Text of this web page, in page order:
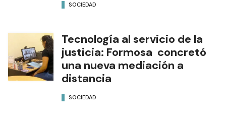
SOCIEDAD
Tecnología al servicio de la
justicia: Formosa concretó
una nueva mediación a
distancia
SOCIEDAD